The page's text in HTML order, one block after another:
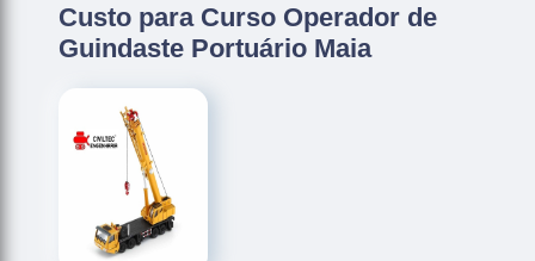
Custo para Curso Operador de
Guindaste Portuário Maia